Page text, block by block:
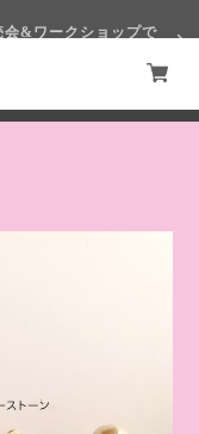
会&ワークショップで